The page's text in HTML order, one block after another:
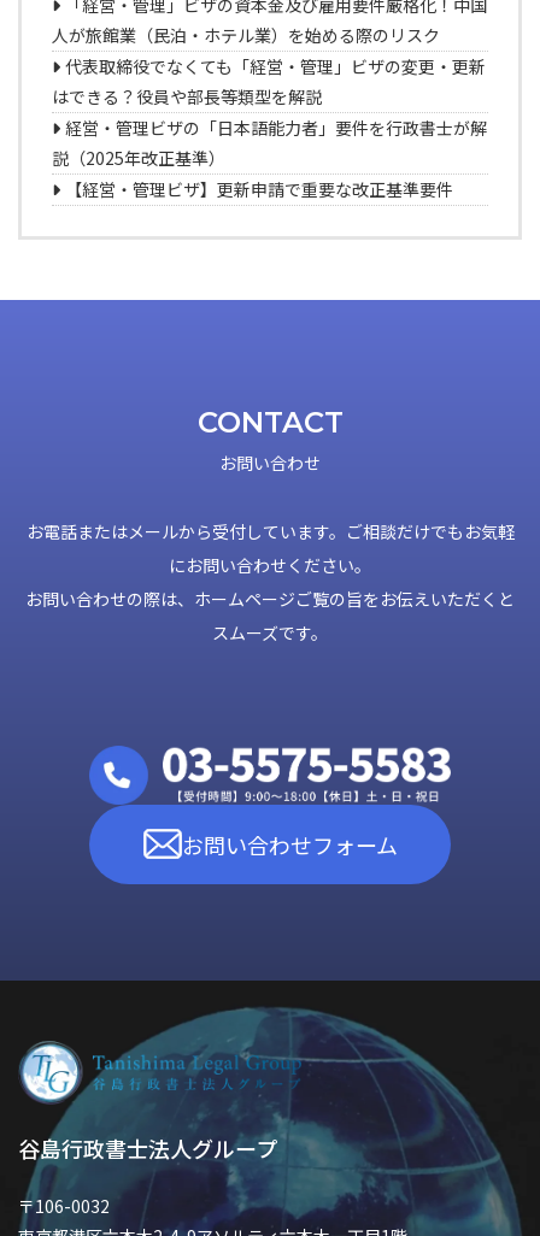
人が旅館業（民泊・ホテル業）を始める際のリスク
代表取締役でなくても「経営・管理」ビザの変更・更新
はできる？役員や部長等類型を解説
経営・管理ビザの「日本語能力者」要件を行政書士が解
説（2025年改正基準）
【経営・管理ビザ】更新申請で重要な改正基準要件
CONTACT
お問い合わせ
お電話またはメールから受付しています。ご相談だけでもお気軽
にお問い合わせください。
お問い合わせの際は、ホームページご覧の旨をお伝えいただくと
スムーズです。
お問い合わせフォーム
谷島行政書士法人グループ
〒106-0032